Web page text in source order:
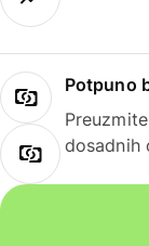
Potpuno
dosadnih